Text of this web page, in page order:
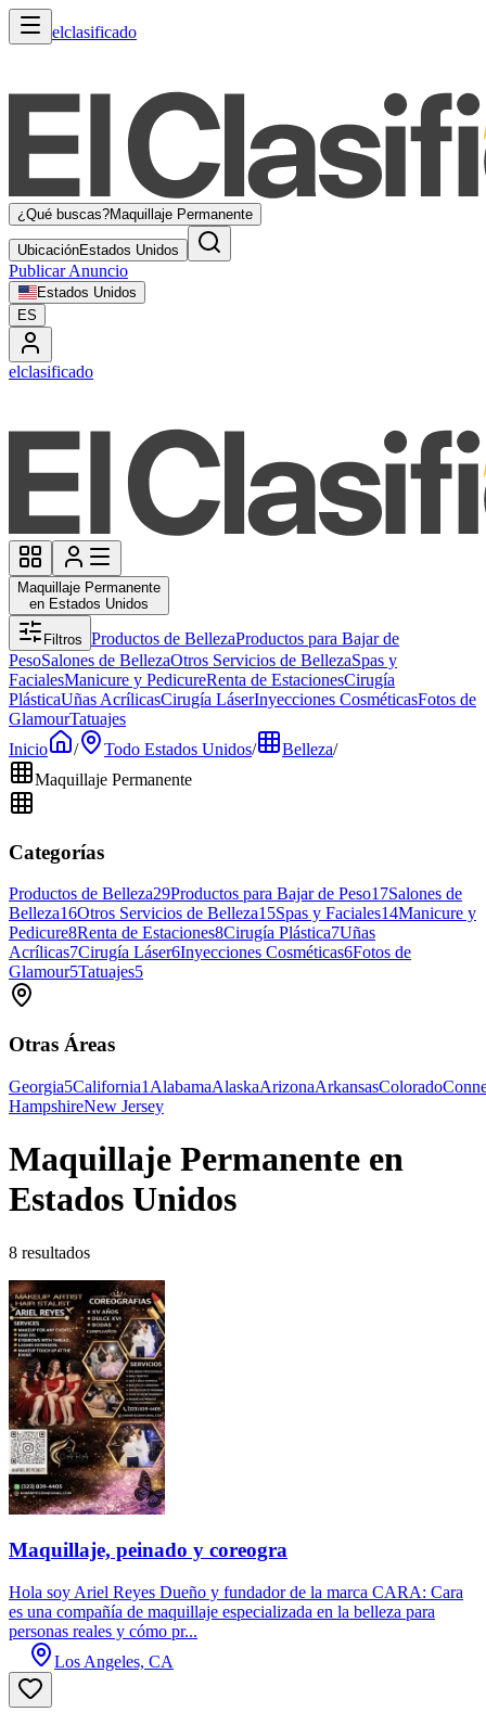
elclasificado
¿Qué buscas?Maquillaje Permanente
UbicaciónEstados Unidos
Publicar Anuncio
Estados Unidos
ES
elclasificado
Maquillaje Permanente
en Estados Unidos
Filtros Productos de BellezaProductos para Bajar de
PesoSalones de BellezaOtros Servicios de BellezaSpas y
FacialesManicure y PedicureRenta de EstacionesCirugía
PlásticaUñas AcrílicasCirugía LáserInyecciones CosméticasFotos de
GlamourTatuajes
Inicio
/ Todo Estados Unidos/ Belleza/
Maquillaje Permanente
Categorías
Productos de Belleza29Productos para Bajar de Peso17Salones de
Belleza16Otros Servicios de Belleza15Spas y Faciales14Manicure y
Pedicure8Renta de Estaciones8Cirugía Plástica7Uñas
Acrílicas7Cirugía Láser6Inyecciones Cosméticas6Fotos de
Glamour5Tatuajes5
Otras Áreas
Georgia5California1 AlabamaAlaskaArizonaArkansasColorado
HampshireNew Jersey
Maquillaje Permanente en
Estados Unidos
8 resultados
Maquillaje, peinado y coreogra
Hola soy Ariel Reyes Dueño y fundador de la marca CARA: Cara
es una compañía de maquillaje especializada en la belleza para
personas reales y cómo pr...
Los Angeles, CA